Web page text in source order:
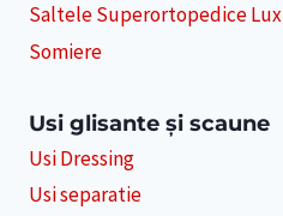
Saltele Superortopedice Lux
Somiere
Usi glisante și scaune
Usi Dressing
Usi separatie